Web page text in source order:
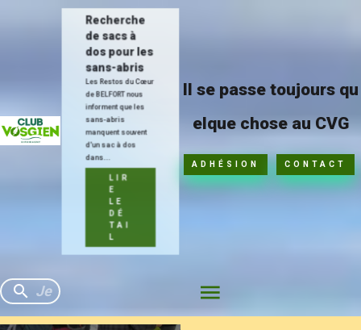
Il se passe toujours qu
elque chose au CVG
ADHÉSION CONTACT
Recherche
de sacs à
dos pour les
sans-abris
Les Restos du Cœur
de BELFORT nous
informent que les
sans-abris
manquent souvent
d'un sac à dos
dans...
LIR
E
LE
DÉ
TAI
L